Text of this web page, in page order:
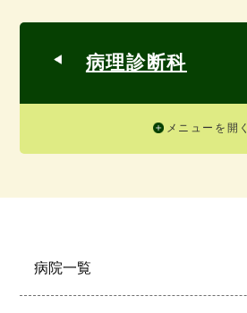
病理診断科
メニューを開く
病院一覧